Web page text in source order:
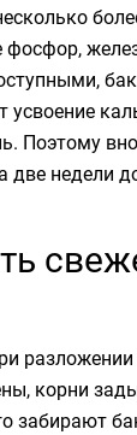
фосфор,
усвоение
Поэтому
две недели
корни
забирают